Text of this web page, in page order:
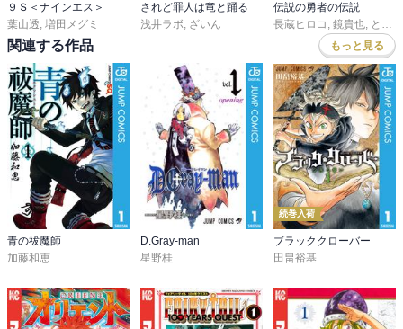
９Ｓ＜ナインエス＞
葉山透 増田メグミ
されど罪人は竜と踊る
浅井ラボ ざいん
伝説の勇者の伝説
長蔵ヒロコ 鏡貴也 とよた瑣織
関連する作品 もっと見る
青の祓魔師
加藤和恵
D.Gray-man
星野桂
続巻入荷
ブラッククローバー
田畠裕基